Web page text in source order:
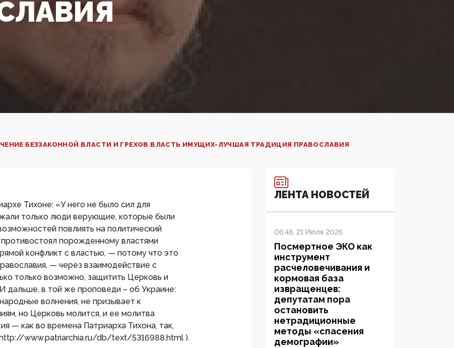
БЕЗЗАКОННОЙ ВЛАСТИ И ГРЕХОВ ВЛАСТЬ ИМУЩИХ-ЛУЧШАЯ ТРАДИЦИЯ ПРАВОСЛАВИЯ
Тихоне: «У него не было сил для
только люди верующие, которые были
повлиять на политический
противостоял порожденному властями
конфликт с властью, — потому что это
— через взаимодействие с
только возможно, защитить Церковь и
дальше, в той же проповеди – об Украине:
волнения, не призывает к
но Церковь молится, и ее молитва
— как во времена Патриарха Тихона, так,
www.patriarchia.ru/db/text/5316988.html ).
ЛЕНТА НОВОСТЕЙ
06:48, 21 Июля 2026
Посмертное ЭКО как
инструмент
расчеловечивания и
кормовая база
извращенцев:
депутатам пора
остановить
нетрадиционные
методы «спасения
демографии»